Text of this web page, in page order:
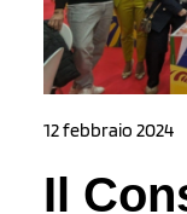
12 febbraio 2024
Il